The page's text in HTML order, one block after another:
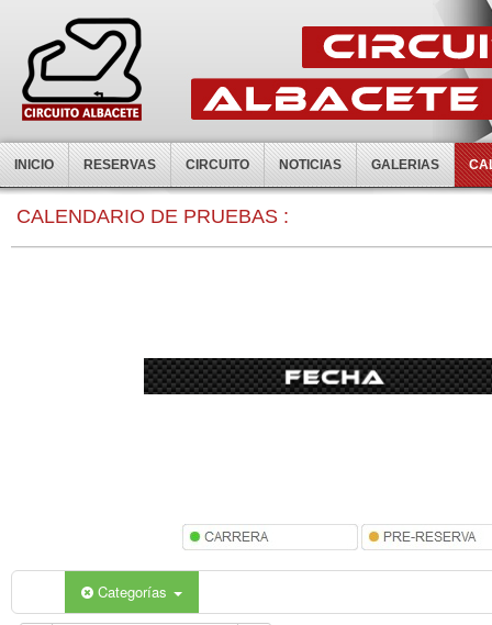
INICIO RESERVAS CIRCUITO NOTICIAS GALERIAS
CALENDARIO DE PRUEBAS :
Categorías